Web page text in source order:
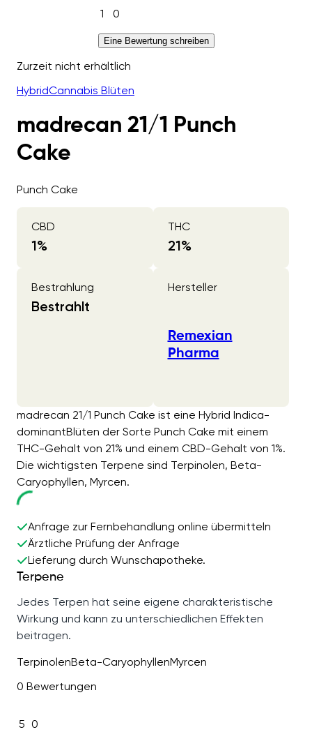
1 0
Eine Bewertung schreiben
Zurzeit nicht erhältlich
HybridCannabis Blüten
madrecan 21/1 Punch
Cake
Punch Cake
CBD
1%
THC
21%
Bestrahlung
Bestrahlt
Hersteller
Remexian
Pharma
madrecan 21/1 Punch Cake ist eine Hybrid Indica-
dominantBlüten der Sorte Punch Cake mit einem
THC-Gehalt von 21% und einem CBD-Gehalt von 1%.
Die wichtigsten Terpene sind Terpinolen, Beta-
Caryophyllen, Myrcen.
Anfrage zur Fernbehandlung online übermitteln
Ärztliche Prüfung der Anfrage
Lieferung durch Wunschapotheke.
Terpene
Jedes Terpen hat seine eigene charakteristische
Wirkung und kann zu unterschiedlichen Effekten
beitragen.
TerpinolenBeta-CaryophyllenMyrcen
0 Bewertungen
5 0